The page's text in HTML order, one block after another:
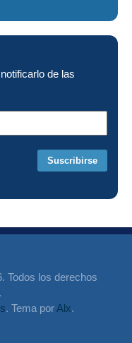
de las
Todos los derechos
. Tema porAlx.